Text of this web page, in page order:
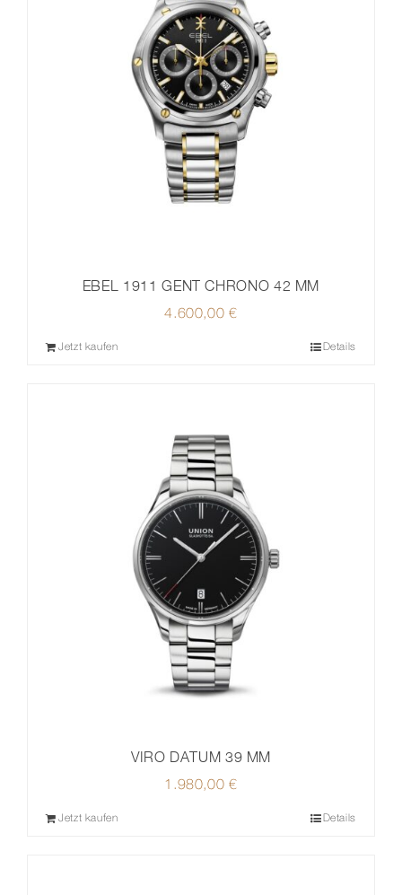
EBEL 1911 GENT CHRONO 42 MM
4.600,00€
Jetzt kaufen Details
VIRO DATUM 39 MM
1.980,00€
Jetzt kaufen Details